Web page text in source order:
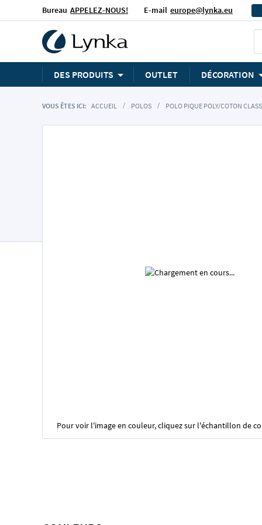
Bureau APPELEZ-NOUS! E-mail europe@lynka.eu
DES PRODUITS OUTLET DÉCORATION
VOUS ÊTES ICI: ACCUEIL POLOS POLO PIQUE POLY/COTON
Pour voir l'image en couleur, cliquez sur l'échantillon de